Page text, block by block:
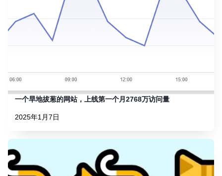
一个旱地拔葱的网站，上线第一个月2768万访问量
2025年1月7日